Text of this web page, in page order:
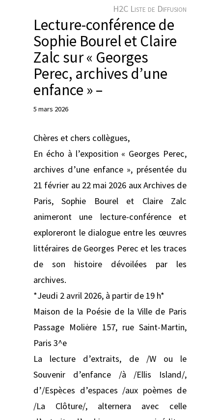
H2C Liste de Diffusion
Lecture-conférence de
Sophie Bourel et Claire
Zalc sur « Georges
Perec, archives d’une
enfance » –
5 mars 2026
Chères et chers collègues,
En écho à l’exposition « Georges Perec,
archives d’une enfance », présentée du
21 février au 22 mai 2026 aux Archives de
Paris, Sophie Bourel et Claire Zalc
animeront une lecture-conférence et
exploreront le dialogue entre les œuvres
littéraires de Georges Perec et les traces
de son histoire dévoilées par les
archives.
*Jeudi 2 avril 2026, à partir de 19 h*
Maison de la Poésie de la Ville de Paris
Passage Moliėre 157, rue Saint-Martin,
Paris 3^e
La lecture d’extraits, de /W ou le
Souvenir d’enfance /à /Ellis Island/,
d’/Espèces d’espaces /aux poèmes de
/La Clôture/, alternera avec celle